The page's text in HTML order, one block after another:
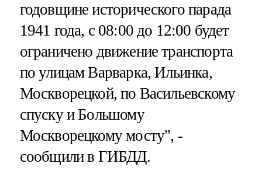
годовщине исторического парада
1941 года, с 08:00 до 12:00 будет
ограничено движение транспорта
по улицам Варварка, Ильинка,
Москворецкой, по Васильевскому
спуску и Большому
Москворецкому мосту", -
сообщили в ГИБДД.